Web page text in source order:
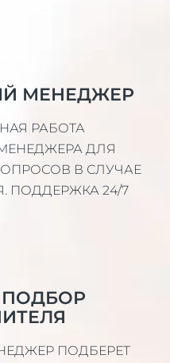
МЕНЕДЖЕР
РАБОТА
ДЛЯ
В СЛУЧАЕ
ПОДДЕРЖКА 24/7
ПОДБЕРЕТ